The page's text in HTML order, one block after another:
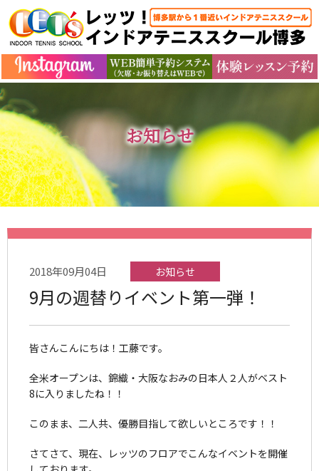
お知らせ
2018年09月04日 お知らせ
9月の週替りイベント第一弾！
皆さんこんにちは！工藤です。
全米オープンは、錦織・大阪なおみの日本人２人がベスト
8に入りましたね！！
このまま、二人共、優勝目指して欲しいところです！！
さてさて、現在、レッツのフロアでこんなイベントを開催